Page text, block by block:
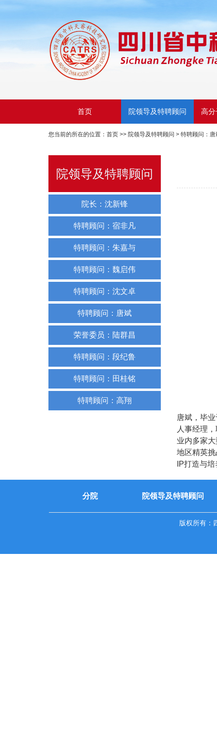
首页 院领导及特聘顾问 高
您当前的所在的位置： 首页 >> 院领导及特聘顾问 > 特聘顾问：唐
院领导及特聘顾问
院长：沈新锋
特聘顾问：宿非凡
特聘顾问：朱嘉与
特聘顾问：魏启伟
特聘顾问：沈文卓
特聘顾问：唐斌
荣誉委员：陆群昌
特聘顾问：段纪鲁
特聘顾问：田桂铭
特聘顾问：高翔
唐斌，毕
人事经理
业内多家
地区精英
IP打造与
版权所有
分院 院领导及特聘顾问